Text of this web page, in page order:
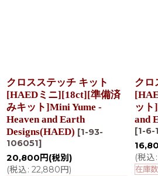
クロスステッチ キット
[HAEDミニ][18ct][準備済
みキット]Mini Yume -
Heaven and Earth
Designs(HAED) [1-93-
106051]
20,800 円 (税別)
(税込: 22,880円)
クロ
ット
and
[1-6-
(税込:
在庫